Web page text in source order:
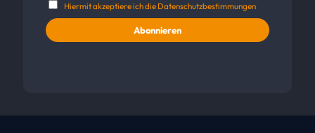
Hiermit akzeptiere ich die Datenschutzbestimmungen